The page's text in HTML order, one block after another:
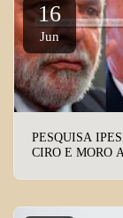
16
Jun
PESQUISA
CIRO E MORO